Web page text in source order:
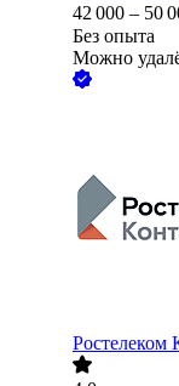
42 000 – 50
Без опыта
Можно
Ростелеком